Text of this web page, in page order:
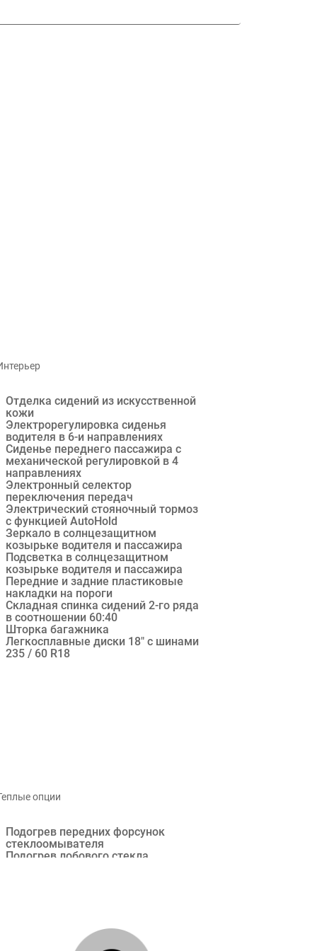
Отделка сидений из искусственной
кожи
Электрорегулировка сиденья
водителя в 6-и направлениях
Сиденье переднего пассажира с
механической регулировкой в 4
направлениях
Электронный селектор
переключения передач
Электрический стояночный тормоз
с функцией AutoHold
Зеркало в солнцезащитном
козырьке водителя и пассажира
Подсветка в солнцезащитном
козырьке водителя и пассажира
Передние и задние пластиковые
накладки на пороги
Складная спинка сидений 2-го ряда
в соотношении 60:40
Шторка багажника
Легкосплавные диски 18" с шинами
235 / 60 R18
опции
Подогрев передних форсунок
стеклоомывателя
Подогрев лобового стекла